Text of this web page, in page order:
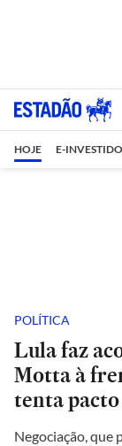
HOJE E-
POLÍTICA
Lula faz
Motta à
tenta
Negociação, que